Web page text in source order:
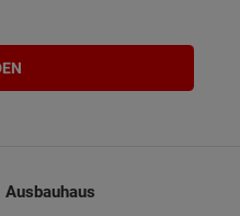
Ausbauhaus